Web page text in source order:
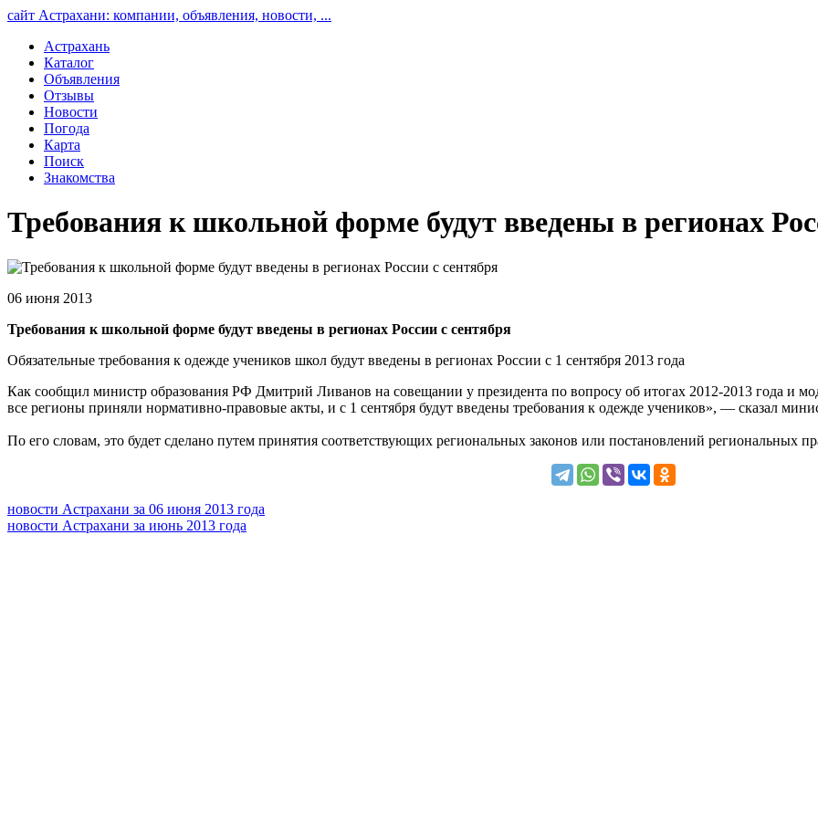
сайт Астрахани: компании, объявления, новости, ...
Астрахань
Каталог
Объявления
Отзывы
Новости
Погода
Карта
Поиск
Знакомства
Требования к школьной форме будут введены в регионах
06 июня 2013
Требования к школьной форме будут введены в регионах России с сентября
Обязательные требования к одежде учеников школ будут введены в регионах России с 1 сентября 2013 года
Как сообщил министр образования РФ Дмитрий Ливанов на совещании у президента по вопросу об итогах 2012-2013 года и
все регионы приняли нормативно-правовые акты, и с 1 сентября будут введены требования к одежде учеников», — сказал
По его словам, это будет сделано путем принятия соответствующих региональных законов или постановлений региональных
новости Астрахани за 06 июня 2013 года
новости Астрахани за июнь 2013 года